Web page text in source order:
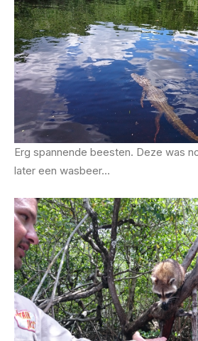
Erg spannende beesten. Deze was
later een wasbeer…